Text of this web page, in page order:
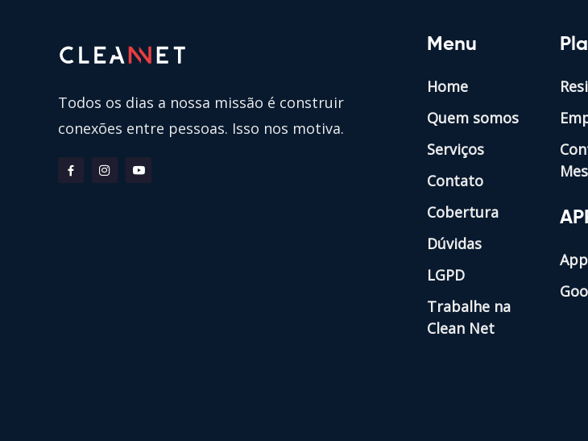
Todos os dias a nossa missão é construir
conexões entre pessoas. Isso nos motiva.
Menu
Home
Quem somos
Serviços
Contato
Cobertura
Dúvidas
LGPD
Trabalhe na
Clean Net